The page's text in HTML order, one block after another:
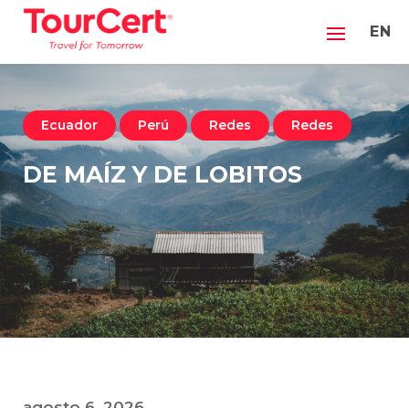
EN
Ecuador Perú Redes Redes
DE MAÍZ Y DE LOBITOS